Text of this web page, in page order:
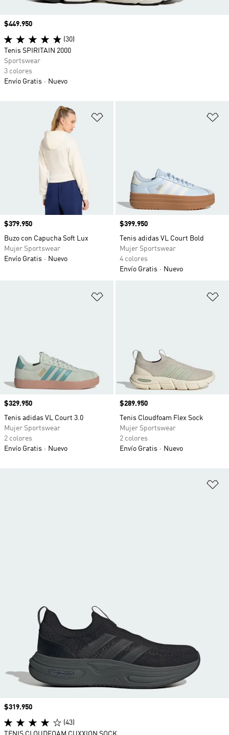
Precio
$379.950
Buzo con Capucha Soft Lux
Mujer Sportswear
Envío Gratis
Nuevo
Precio
$399.950
Tenis adidas VL Court Bold
Mujer Sportswear
4 colores
Envío Gratis
Nuevo
Precio
$329.950
Tenis adidas VL Court 3.0
Mujer Sportswear
2 colores
Envío Gratis
Nuevo
Precio
$289.950
Tenis Cloudfoam Flex Sock
Mujer Sportswear
2 colores
Envío Gratis
Nuevo
Precio
$449.950
(30)
Tenis SPIRITAIN 2000
Sportswear
3 colores
Envío Gratis
Nuevo
Precio
$319.950
(43)